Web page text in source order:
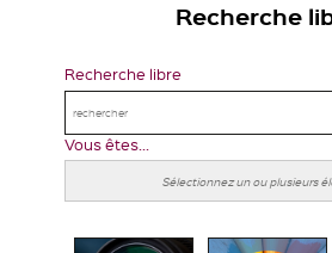
Recherche
Recherche libre
Vous êtes...